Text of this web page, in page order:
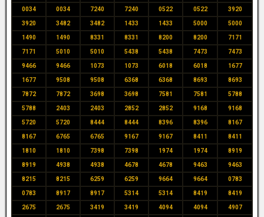
0034 0034 7240 7240 0522 0522 3920
3920 3482 3482 1433 1433 5000 5000
1490 1490 8331 8331 8200 8200 7171
7171 5010 5010 5438 5438 7473 7473
9466 9466 1073 1073 6018 6018 1677
1677 9508 9508 6368 6368 8693 8693
7872 7872 3698 3698 7581 7581 5788
5788 2403 2403 2852 2852 9168 9168
5720 5720 8444 8444 8396 8396 8167
8167 6765 6765 9167 9167 8411 8411
1810 1810 7398 7398 1974 1974 8919
8919 4938 4938 4678 4678 9463 9463
8215 8215 6259 6259 9664 9664 0783
0783 8917 8917 5314 5314 8419 8419
2675 2675 3419 3419 4094 4094 4907